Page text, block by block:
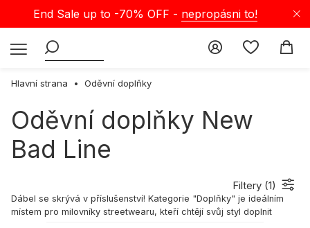
End Sale up to -70% OFF - nepropásni to!
Hlavní strana Oděvní doplňky
Oděvní doplňky New
Bad Line
Filtery (1)
Dábel se skrývá v příslušenství! Kategorie "Doplňky" je ideálním
místem pro milovníky streetwearu, kteří chtějí svůj styl doplnit